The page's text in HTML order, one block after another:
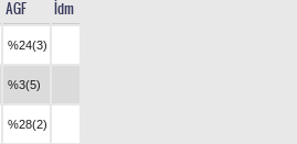
AGF İdm
%24(3)
%3(5)
%28(2)